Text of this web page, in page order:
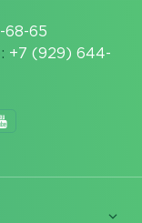
68-65
+7 (929) 644-